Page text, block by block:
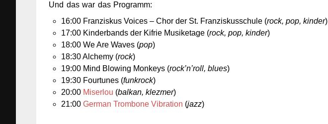
Und das war das Programm:
16:00 Franziskus Voices – Chor der St. Franziskusschule (rock, pop, kinder)
17:00 Kinderbands der Kifrie Musiketage (rock, pop, kinder)
18:00 We Are Waves (pop)
18:30 Alchemy (rock)
19:00 Mind Blowing Monkeys (rock’n’roll, blues)
19:30 Fourtunes (funkrock)
20:00 Miserlou (balkan, klezmer)
21:00 German Trombone Vibration (jazz)